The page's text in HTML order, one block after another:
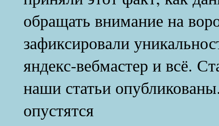
обращать внимание на
зафиксировали
яндекс-вебмастер и всё.
наши статьи
опустятся